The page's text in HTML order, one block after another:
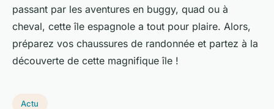
passant par les aventures en buggy, quad ou à
cheval, cette île espagnole a tout pour plaire. Alors,
préparez vos chaussures de randonnée et partez à la
découverte de cette magnifique île !
Actu